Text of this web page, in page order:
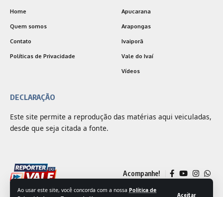
Ao usar este site, você concorda com a nossa Política de
Aceitar
Home
Quem somos
Contato
Políticas de Privacidade
Apucarana
Arapongas
Ivaiporã
Vale do Ivaí
Vídeos
DECLARAÇÃO
Este site permite a reprodução das matérias aqui veiculadas,
desde que seja citada a fonte.
Acompanhe!